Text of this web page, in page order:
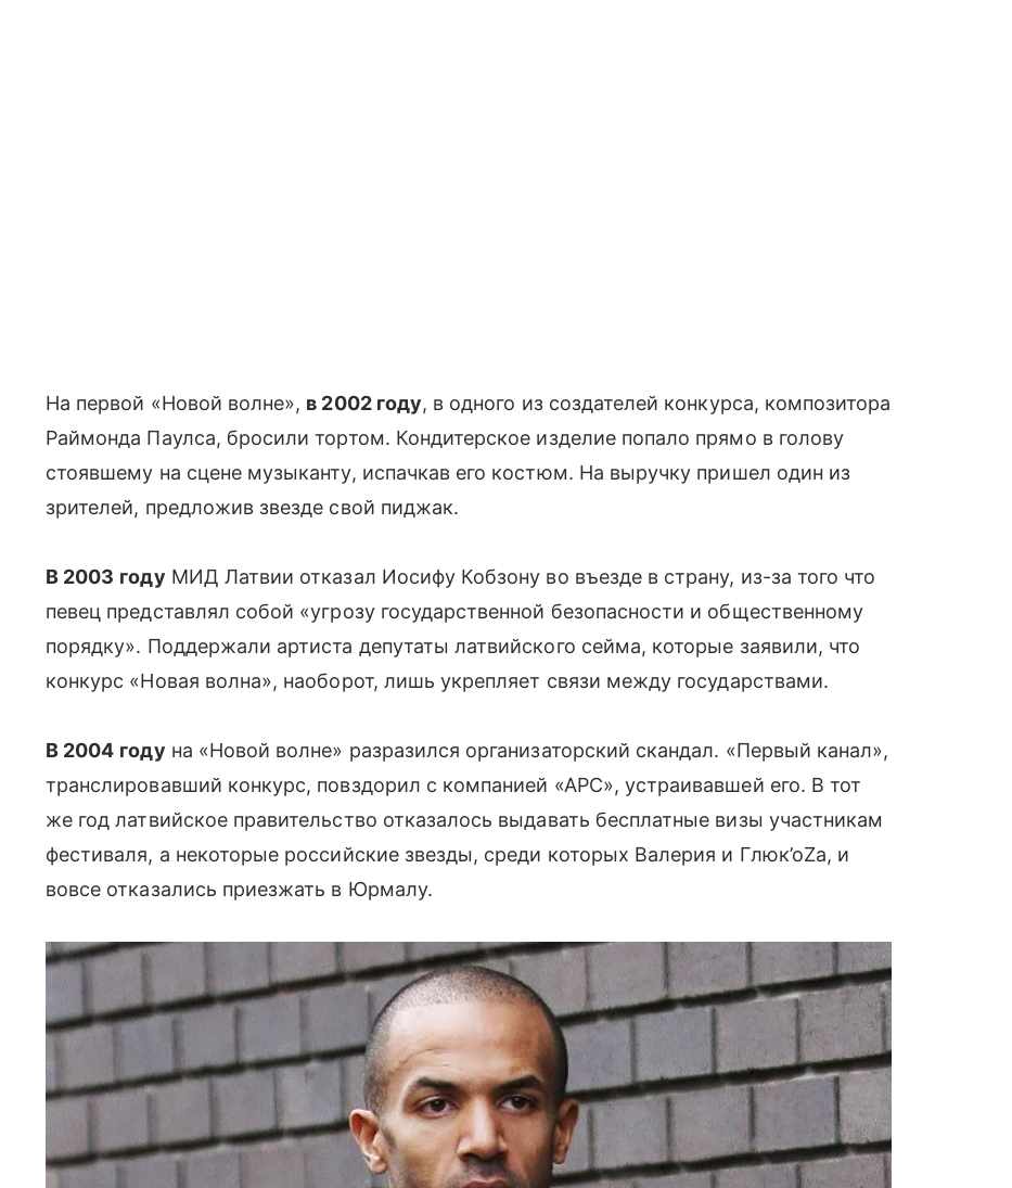
На первой «Новой волне», в 2002 году, в одного из создателей конкурса, композитора
Раймонда Паулса, бросили тортом. Кондитерское изделие попало прямо в голову
стоявшему на сцене музыканту, испачкав его костюм. На выручку пришел один из
зрителей, предложив звезде свой пиджак.
В 2003 году МИД Латвии отказал Иосифу Кобзону во въезде в страну, из-за того что
певец представлял собой «угрозу государственной безопасности и общественному
порядку». Поддержали артиста депутаты латвийского сейма, которые заявили, что
конкурс «Новая волна», наоборот, лишь укрепляет связи между государствами.
В 2004 году на «Новой волне» разразился организаторский скандал. «Первый канал»,
транслировавший конкурс, повздорил c компанией «АРС», устраивавшей его. В тот
же год латвийское правительство отказалось выдавать бесплатные визы участникам
фестиваля, a некоторые российские звезды, среди которых Валерия и Глюк’оZа, и
вовсе отказались приезжать в Юрмалу.